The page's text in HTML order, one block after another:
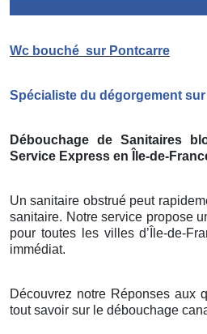
Wc bouché sur Pontcarre
Spécialiste du dégorgement
Débouchage de Sanitaires
Service Express en Île-de-
Un sanitaire obstrué peut
sanitaire. Notre service propose
pour toutes les villes d’Île-de-
immédiat.
Découvrez notre Réponses aux
tout savoir sur le débouchage